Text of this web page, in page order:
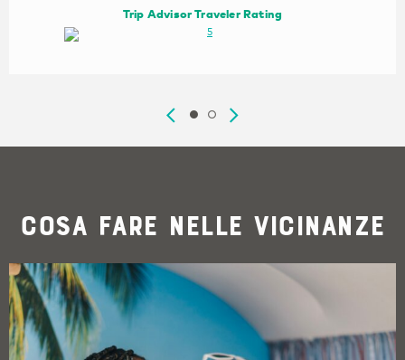
Trip Advisor Traveler Rating
Cosa fare nelle vicinanze